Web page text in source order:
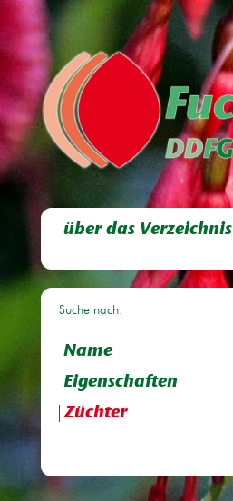
über das Verzeichnis
Suche nach:
Name
Eigenschaften
Züchter